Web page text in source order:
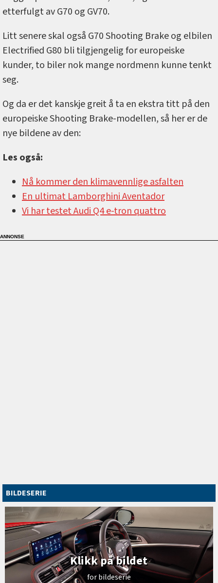
etterfulgt av G70 og GV70.
Litt senere skal også G70 Shooting Brake og elbilen
Electrified G80 bli tilgjengelig for europeiske
kunder, to biler nok mange nordmenn kunne tenkt
seg.
Og da er det kanskje greit å ta en ekstra titt på den
europeiske Shooting Brake-modellen, så her er de
nye bildene av den:
Les også:
Nå kommer den klimavennlige asfalten
En ultimat Lamborghini Aventador
Vi har testet Audi Q4 e-tron quattro
BILDESERIE
Klikk på bildet
for bildeserie